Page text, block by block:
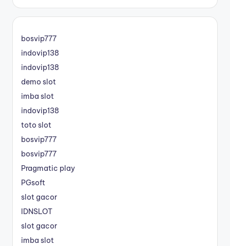
bosvip777
indovip138
indovip138
demo slot
imba slot
indovip138
toto slot
bosvip777
bosvip777
Pragmatic play
PGsoft
slot gacor
IDNSLOT
slot gacor
imba slot